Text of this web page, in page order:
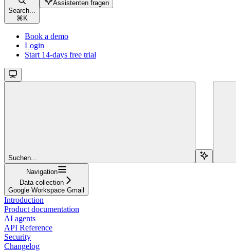
Search...
⌘ K
Assistenten fragen
Book a demo
Login
Start 14-days free trial
Suchen...
Navigation
Data collection
Google Workspace Gmail
Introduction
Product documentation
AI agents
API Reference
Security
Changelog